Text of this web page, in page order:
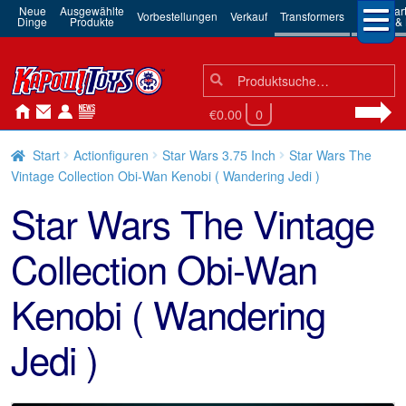
Neue
Dinge
Ausgewählte
Produkte Vorbestellungen Verkauf Transformers 3rd
Robots
Suchen
nach:
Suche
€0.00 0
Start Actionfiguren Star Wars 3.75 Inch
Star Wars The
Vintage Collection Obi-Wan Kenobi ( Wandering Jedi )
Star Wars The Vintage
Collection Obi-Wan
Kenobi ( Wandering
Jedi )